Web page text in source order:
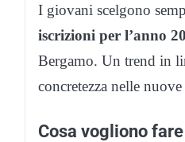
I giovani scelgono
iscrizioni per l’anno
Bergamo. Un trend in
concretezza nelle
Cosa vogliono